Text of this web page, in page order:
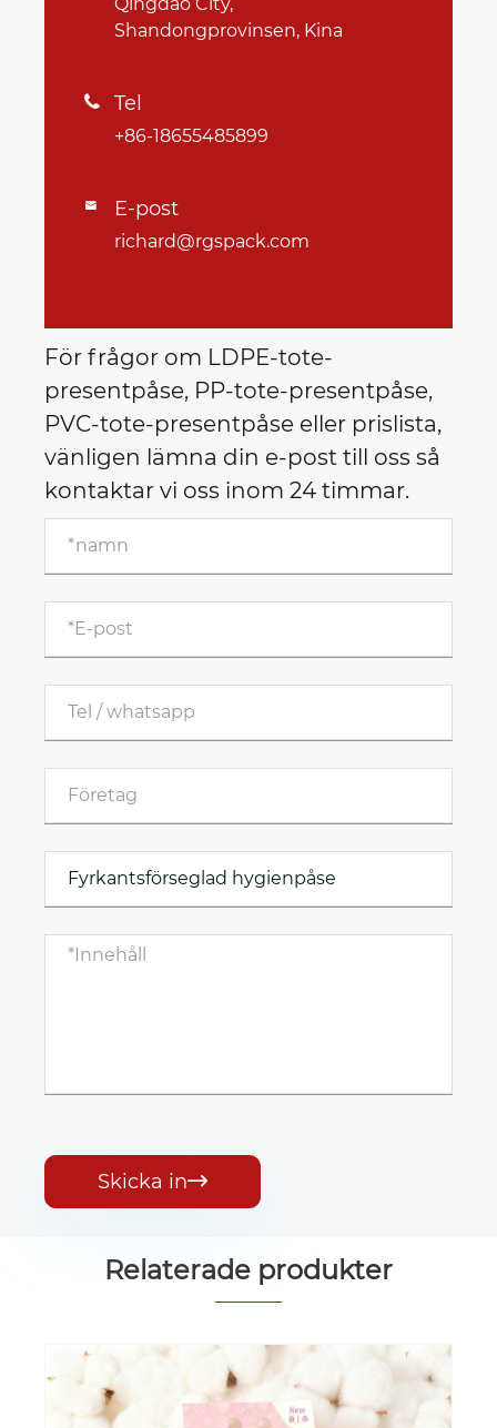
Shandongprovinsen, Kina
 Tel
+86-18655485899
 E-post
richard@rgspack.com
För frågor om LDPE-tote-
presentpåse, PP-tote-presentpåse,
PVC-tote-presentpåse eller prislista,
vänligen lämna din e-post till oss så
kontaktar vi oss inom 24 timmar.
Skicka in
Relaterade produkter